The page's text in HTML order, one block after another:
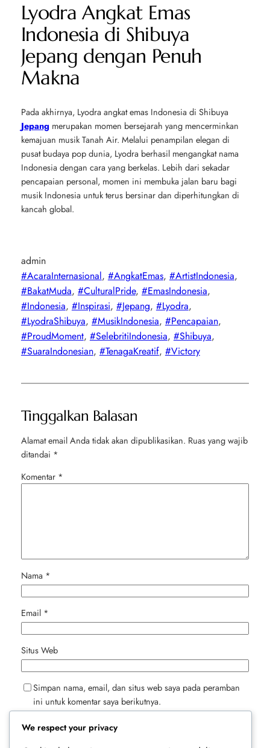
Lyodra Angkat Emas
Indonesia di Shibuya
Jepang dengan Penuh
Makna
Pada akhirnya, Lyodra angkat emas Indonesia di Shibuya
Jepang merupakan momen bersejarah yang mencerminkan
kemajuan musik Tanah Air. Melalui penampilan elegan di
pusat budaya pop dunia, Lyodra berhasil mengangkat nama
Indonesia dengan cara yang berkelas. Lebih dari sekadar
pencapaian personal, momen ini membuka jalan baru bagi
musik Indonesia untuk terus bersinar dan diperhitungkan di
kancah global.
admin
#AcaraInternasional, #AngkatEmas, #ArtistIndonesia
#BakatMuda, #CulturalPride, #EmasIndonesia
#Indonesia, #Inspirasi, #Jepang, #Lyodra
#LyodraShibuya, #MusikIndonesia, #Pencapaian
#ProudMoment, #SelebritiIndonesia, #Shibuya
#SuaraIndonesian, #TenagaKreatif, #Victory
Tinggalkan Balasan
Alamat email Anda tidak akan dipublikasikan. Ruas yang wajib
ditandai *
Komentar *
Nama *
Email *
Situs Web
Simpan nama, email, dan situs web saya pada peramban
ini untuk komentar saya berikutnya.
We respect your privacy